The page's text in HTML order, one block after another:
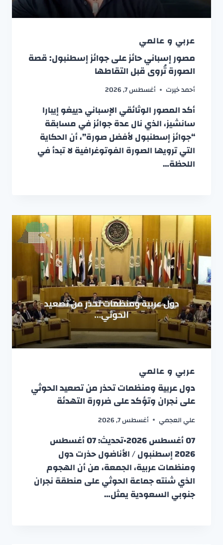
عربي و عالمي
مصور إسباني حائز على جوائز إسطنبول: قصة
الصورة تُروى قبل التقاطها
أحمد خيرت أغسطس 7, 2026
أكد المصور الوثائقي الإسباني دييغو إيبارا
سانشيز، الذي نال عدة جوائز في مسابقة
“جوائز إسطنبول لأفضل صورة”، أن الحكاية
التي ترويها الصورة الفوتوغرافية لا تبدأ في
اللحظة…
عربي و عالمي
دول عربية ومنظمات تحذر من تصعيد الحوثي
على نجران وتؤكد على ضرورة التهدئة
علي العجمي أغسطس 7, 2026
07 أغسطس 2026•تحديث: 07 أغسطس
2026 إسطنبول / الأناضول حذرت دول
ومنظمات عربية، الجمعة، من أن الهجوم
الذي شنته جماعة الحوثي على منطقة نجران
جنوبي السعودية يمثل…